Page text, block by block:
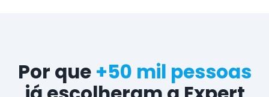
Por que +50 mil pessoas